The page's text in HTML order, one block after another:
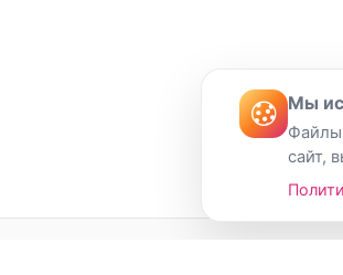
Мы
Файлы
сайт,